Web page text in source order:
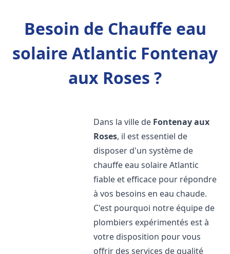
Besoin de Chauffe eau
solaire Atlantic Fontenay
aux Roses ?
Dans la ville de Fontenay aux
Roses, il est essentiel de
disposer d'un système de
chauffe eau solaire Atlantic
fiable et efficace pour répondre
à vos besoins en eau chaude.
C'est pourquoi notre équipe de
plombiers expérimentés est à
votre disposition pour vous
offrir des services de qualité